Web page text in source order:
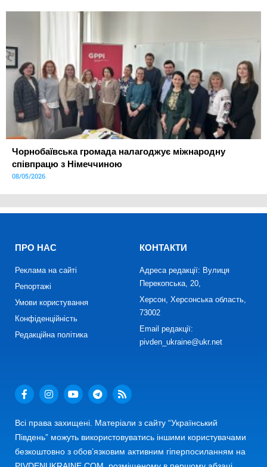
Чорнобаївська громада налагоджує міжнародну
співпрацю з Німеччиною
08/05/2026
ПРО НАС
Реклама на сайті
Репортажі
Умови користування
Конфіденційність
Редакційна політика
КОНТАКТИ
Адреса редакції: Вулиця
Перекопська, 20,
Херсон, Херсонська область,
73002
Email редакції:
pivden_ukraine@ukr.net
Всі права захищені. Матеріали з сайту “Український
Південь” можуть використовуватись іншими користувачами
безкоштовно з обов’язковим активним гіперпосиланням на